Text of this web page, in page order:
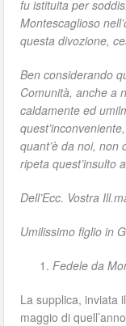
fu istituita per
Montescaglioso
questa divozione,
Ben considerando
Comunità, anche a
caldamente ed
quant’è da noi,
ripeta quest’insulto
Dell’Ecc. Vostra
Umilissimo figlio in
Fedele da
La supplica, inviata
maggio di